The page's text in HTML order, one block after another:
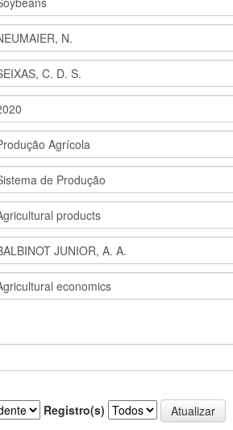
Registro(s)